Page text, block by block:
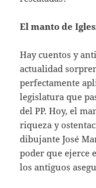
El manto de
Hay cuentos y
actualidad
perfectamente
legislatura que
del PP. Hoy, el
riqueza y
dibujante José
poder que ejerce
los antiguos